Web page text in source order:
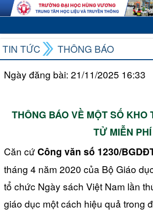
TIN TỨC
THÔNG BÁO
Ngày đăng bài: 21/11/2025 16:33
THÔNG BÁO VỀ MỘT SỐ KHO
TỬ MIỄN PHÍ
Căn cứ Công văn số 1230/
tháng 4 năm 2020 của Bộ Giáo
tổ chức Ngày sách Việt Nam lần
giáo dục một cách hiệu quả trong